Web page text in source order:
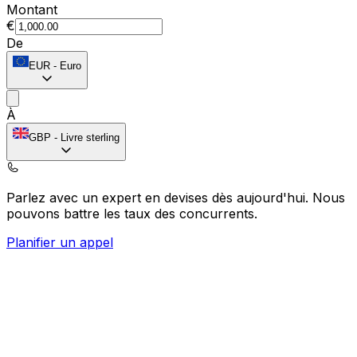
Montant
€
De
EUR - Euro
À
GBP - Livre sterling
Parlez avec un expert en devises dès aujourd'hui. Nous
pouvons battre les taux des concurrents.
Planifier un appel